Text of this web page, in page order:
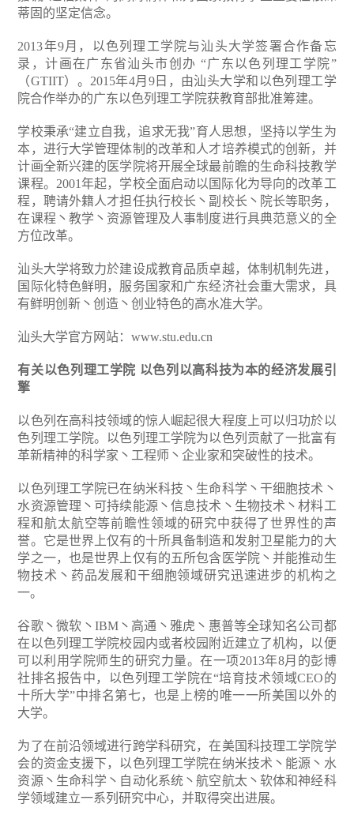
蒂固的坚定信念。
2013年9月，以色列理工学院与汕头大学签署合作备忘
录，计画在广东省汕头市创办 “广东以色列理工学院”
（GTIIT）。2015年4月9日，由汕头大学和以色列理工学
院合作举办的广东以色列理工学院获教育部批准筹建。
学校秉承“建立自我，追求无我”育人思想，坚持以学生为
本，进行大学管理体制的改革和人才培养模式的创新，并
计画全新兴建的医学院将开展全球最前瞻的生命科技教学
课程。2001年起，学校全面启动以国际化为导向的改革工
程，聘请外籍人才担任执行校长丶副校长丶院长等职务，
在课程丶教学丶资源管理及人事制度进行具典范意义的全
方位改革。
汕头大学将致力於建设成教育品质卓越，体制机制先进，
国际化特色鲜明，服务国家和广东经济社会重大需求，具
有鲜明创新丶创造丶创业特色的高水准大学。
汕头大学官方网站：www.stu.edu.cn
有关以色列理工学院 以色列以高科技为本的经济发展引
擎
以色列在高科技领域的惊人崛起很大程度上可以归功於以
色列理工学院。以色列理工学院为以色列贡献了一批富有
革新精神的科学家丶工程师丶企业家和突破性的技术。
以色列理工学院已在纳米科技丶生命科学丶干细胞技术丶
水资源管理丶可持续能源丶信息技术丶生物技术丶材料工
程和航太航空等前瞻性领域的研究中获得了世界性的声
誉。它是世界上仅有的十所具备制造和发射卫星能力的大
学之一，也是世界上仅有的五所包含医学院丶并能推动生
物技术丶药品发展和干细胞领域研究迅速进步的机构之
一。
谷歌丶微软丶IBM丶高通丶雅虎丶惠普等全球知名公司都
在以色列理工学院校园内或者校园附近建立了机构，以便
可以利用学院师生的研究力量。在一项2013年8月的彭博
社排名报告中，以色列理工学院在“培育技术领域CEO的
十所大学”中排名第七，也是上榜的唯一一所美国以外的
大学。
为了在前沿领域进行跨学科研究，在美国科技理工学院学
会的资金支援下，以色列理工学院在纳米技术丶能源丶水
资源丶生命科学丶自动化系统丶航空航太丶软体和神经科
学领域建立一系列研究中心，并取得突出进展。